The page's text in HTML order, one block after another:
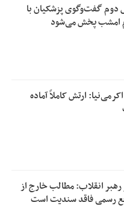
گفت‌وگوی پزشکیان با
امشب پخش می‌شود
ارتش کاملاً آماده
رهبر انقلاب: مطالب خارج از
رسمی فاقد سندیت است